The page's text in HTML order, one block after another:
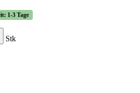
1-3 Tage
Stk